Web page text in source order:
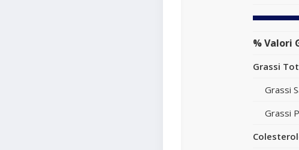
% Valori
Grassi
Grassi
Grassi